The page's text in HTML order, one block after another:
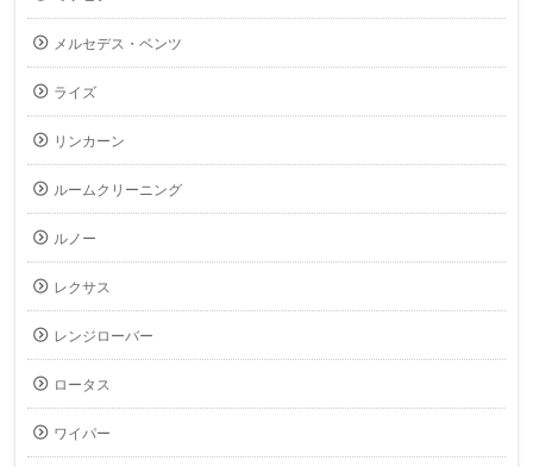
メルセデス・ベンツ
ライズ
リンカーン
ルームクリーニング
ルノー
レクサス
レンジローバー
ロータス
ワイパー